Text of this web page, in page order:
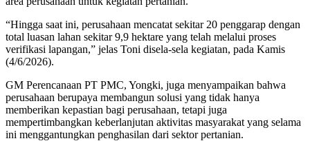
“Hingga saat ini, perusahaan mencatat sekitar 20 penggarap dengan
total luasan lahan sekitar 9,9 hektare yang telah melalui proses
verifikasi lapangan,” jelas Toni disela-sela kegiatan, pada Kamis
(4/6/2026).
GM Perencanaan PT PMC, Yongki, juga menyampaikan bahwa
perusahaan berupaya membangun solusi yang tidak hanya
memberikan kepastian bagi perusahaan, tetapi juga
mempertimbangkan keberlanjutan aktivitas masyarakat yang selama
ini menggantungkan penghasilan dari sektor pertanian.